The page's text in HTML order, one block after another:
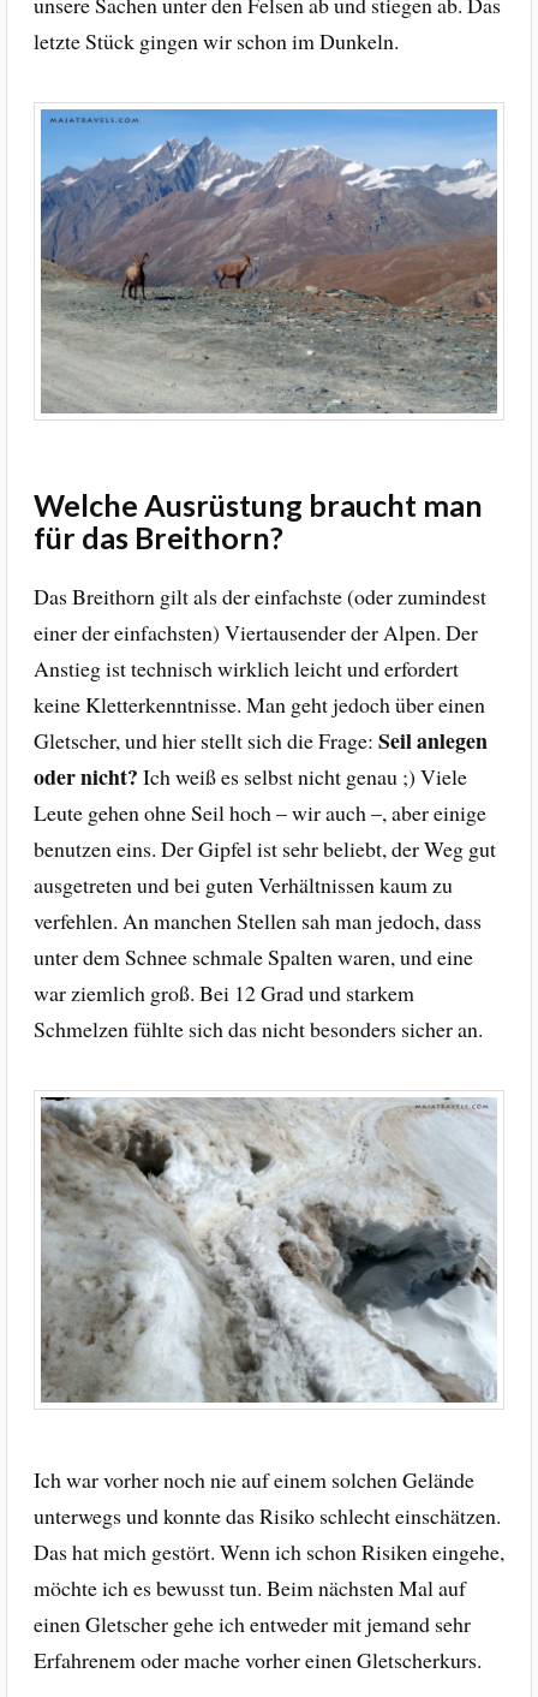
letzte Stück gingen wir schon im Dunkeln.
Welche Ausrüstung braucht man
für das Breithorn?
Das Breithorn gilt als der einfachste (oder zumindest
einer der einfachsten) Viertausender der Alpen. Der
Anstieg ist technisch wirklich leicht und erfordert
keine Kletterkenntnisse. Man geht jedoch über einen
Gletscher, und hier stellt sich die Frage: Seil anlegen
oder nicht? Ich weiß es selbst nicht genau ;) Viele
Leute gehen ohne Seil hoch – wir auch –, aber einige
benutzen eins. Der Gipfel ist sehr beliebt, der Weg gut
ausgetreten und bei guten Verhältnissen kaum zu
verfehlen. An manchen Stellen sah man jedoch, dass
unter dem Schnee schmale Spalten waren, und eine
war ziemlich groß. Bei 12 Grad und starkem
Schmelzen fühlte sich das nicht besonders sicher an.
Ich war vorher noch nie auf einem solchen Gelände
unterwegs und konnte das Risiko schlecht einschätzen.
Das hat mich gestört. Wenn ich schon Risiken eingehe,
möchte ich es bewusst tun. Beim nächsten Mal auf
einen Gletscher gehe ich entweder mit jemand sehr
Erfahrenem oder mache vorher einen Gletscherkurs.